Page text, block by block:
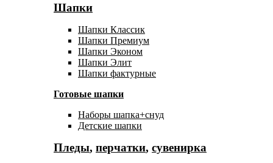
Шапки
Шапки Классик
Шапки Премиум
Шапки Эконом
Шапки Элит
Шапки фактурные
Готовые шапки
Наборы шапка+снуд
Детские шапки
Пледы, перчатки, сувенирка